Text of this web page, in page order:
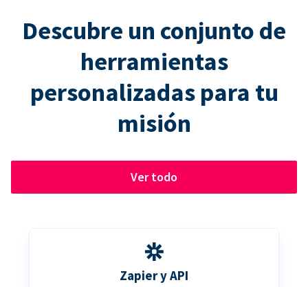
Descubre un conjunto de
herramientas
personalizadas para tu
misión
Ver todo
Zapier y API